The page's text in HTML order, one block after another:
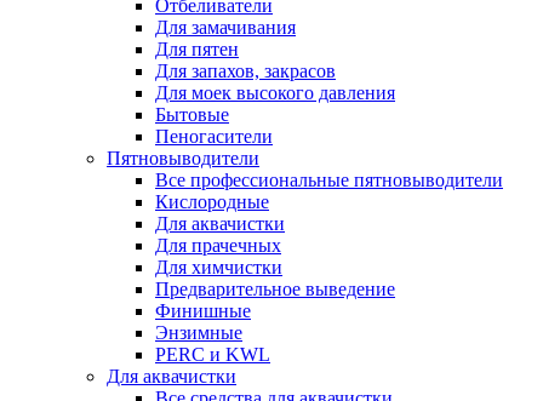
Отбеливатели
Для замачивания
Для пятен
Для запахов, закрасов
Для моек высокого давления
Бытовые
Пеногасители
Пятновыводители
Все профессиональные пятновыводители
Кислородные
Для аквачистки
Для прачечных
Для химчистки
Предварительное выведение
Финишные
Энзимные
PERC и KWL
Для аквачистки